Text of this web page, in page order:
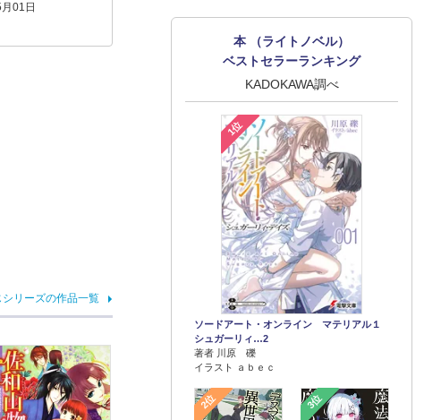
01日
シリーズの作品一覧
本 （ライトノベル）
ベストセラーランキング
KADOKAWA調べ
1位
ソードアート・オンライン マテリアル１
シュガーリィ…2
著者 川原 礫
イラスト ａｂｅｃ
2位 3位